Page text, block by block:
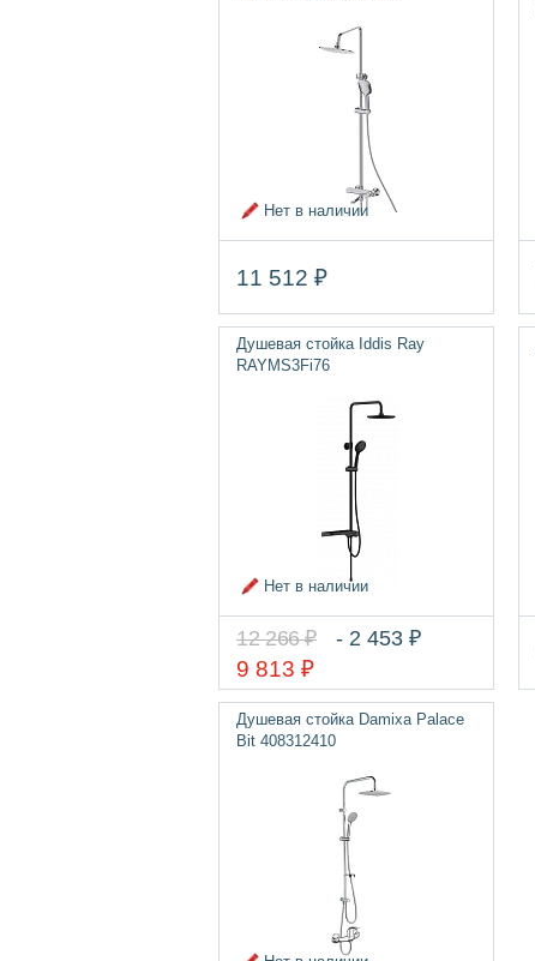
Нет в наличии
11 512 ₽
Душевая стойка Iddis Ray
RAYMS3Fi76
Нет в наличии
12 266 ₽ - 2 453 ₽
9 813 ₽
Душевая стойка Damixa Palace
Bit 408312410